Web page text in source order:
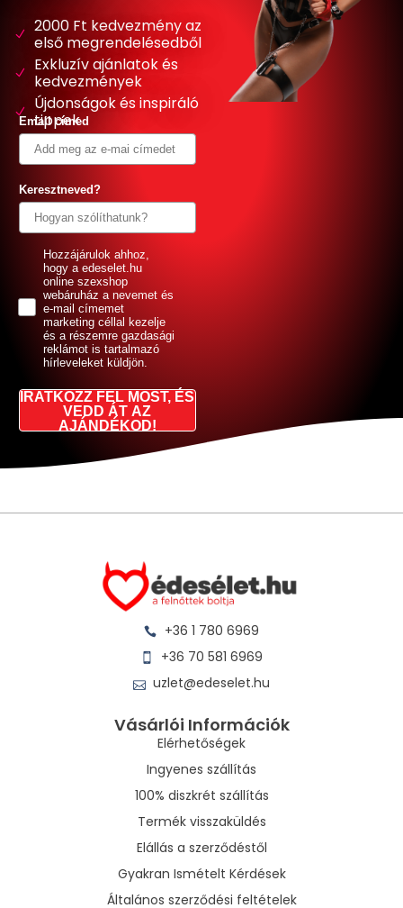
2000 Ft kedvezmény az
első megrendelésedből
Exkluzív ajánlatok és
kedvezmények
Újdonságok és inspiráló
tippek
Email címed
Keresztneved?
GDPRHozzájárulok ahhoz,
hogy a edeselet.hu
online szexshop
webáruház a nevemet és
e-mail címemet
marketing céllal kezelje
és a részemre gazdasági
reklámot is tartalmazó
hírleveleket küldjön.
IRATKOZZ FEL MOST, ÉS
VEDD ÁT AZ
AJÁNDÉKOD!
+36 1 780 6969
+36 70 581 6969
uzlet@edeselet.hu
Vásárlói Információk
Elérhetőségek
Ingyenes szállítás
100% diszkrét szállítás
Termék visszaküldés
Elállás a szerződéstől
Gyakran Ismételt Kérdések
Általános szerződési feltételek